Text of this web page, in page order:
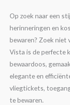
Op zoek naar een
herinneringen en
bewaren? Zoek niet
Vista is de perfecte
bewaardoos,
elegante en
vliegtickets,
te bewaren.